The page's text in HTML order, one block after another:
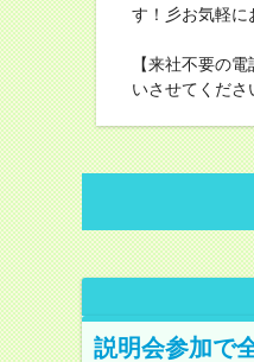
す！彡お気軽に
【来社不要の
いさせてくださ
説明会参加で